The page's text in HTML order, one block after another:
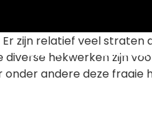
Over ons Onze
met loftwoningen,
doet denken aan de
Er zijn relatief veel
diverse hekwerken zijn
andere deze fraaie